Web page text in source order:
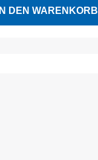
IN DEN WARENKORB